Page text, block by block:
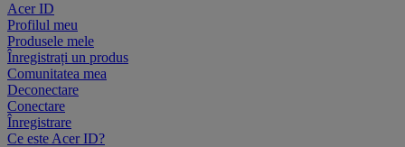
Acer ID
Profilul meu
Produsele mele
Înregistrați un produs
Comunitatea mea
Deconectare
Conectare
Înregistrare
Ce este Acer ID?